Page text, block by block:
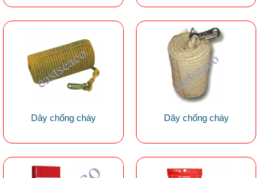
Dây chống cháy Dây chống cháy